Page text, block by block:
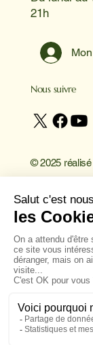
21h
Nous suivre
© 2025